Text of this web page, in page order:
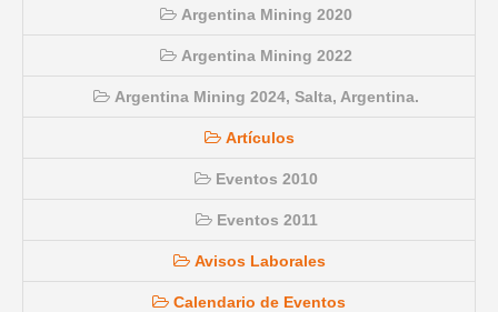
Argentina Mining 2020
Argentina Mining 2022
Argentina Mining 2024, Salta, Argentina.
Artículos
Eventos 2010
Eventos 2011
Avisos Laborales
Calendario de Eventos